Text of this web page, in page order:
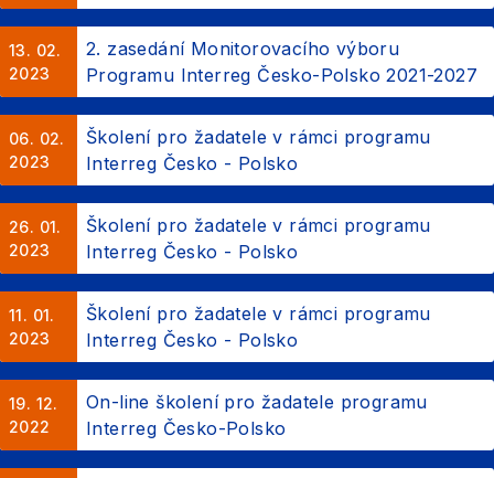
13. 02.
2023
2. zasedání Monitorovacího výboru
Programu Interreg Česko-Polsko 2021-2027
06. 02.
2023
Školení pro žadatele v rámci programu
Interreg Česko - Polsko
26. 01.
2023
Školení pro žadatele v rámci programu
Interreg Česko - Polsko
11. 01.
2023
Školení pro žadatele v rámci programu
Interreg Česko - Polsko
19. 12.
2022
On-line školení pro žadatele programu
Interreg Česko-Polsko